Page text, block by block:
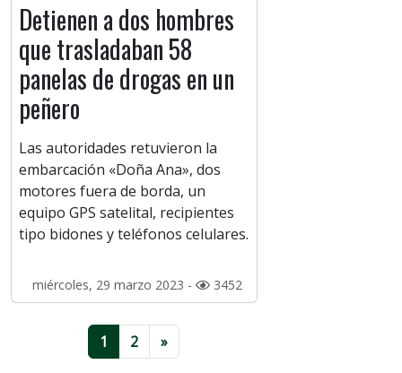
Detienen a dos hombres
que trasladaban 58
panelas de drogas en un
peñero
Las autoridades retuvieron la
embarcación «Doña Ana», dos
motores fuera de borda, un
equipo GPS satelital, recipientes
tipo bidones y teléfonos celulares.
miércoles, 29 marzo 2023 - 3452
1 2 »